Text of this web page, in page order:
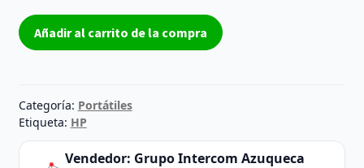
Disipador
HP
cantidad
Añadir al carrito de la compra
Categoría: Portátiles
Etiqueta: HP
Vendedor: Grupo Intercom Azuqueca